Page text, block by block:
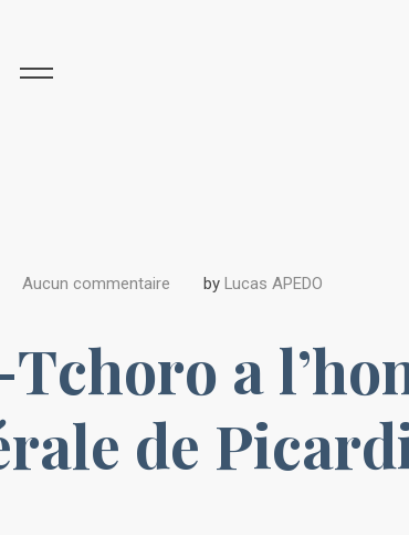
Aucun commentaire by Lucas APEDO
a
de